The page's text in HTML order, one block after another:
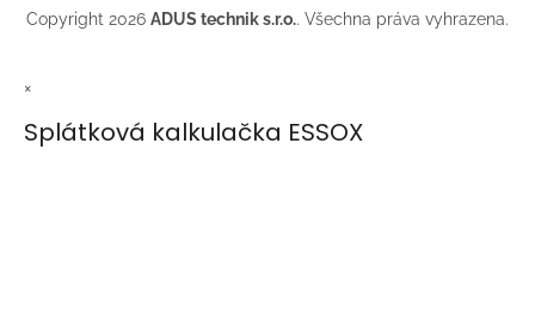
Copyright 2026 ADUS technik s.r.o.. Všechna práva vyhrazena.
×
Splátková kalkulačka ESSOX